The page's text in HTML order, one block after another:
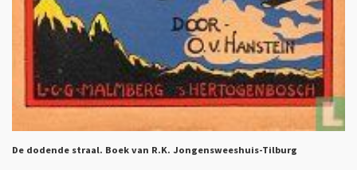
De dodende straal. Boek van R.K. Jongensweeshuis-Tilburg